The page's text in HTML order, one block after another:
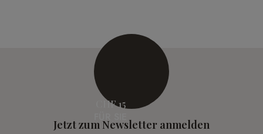
CHF 15
Jetzt zum Newsletter anmelden